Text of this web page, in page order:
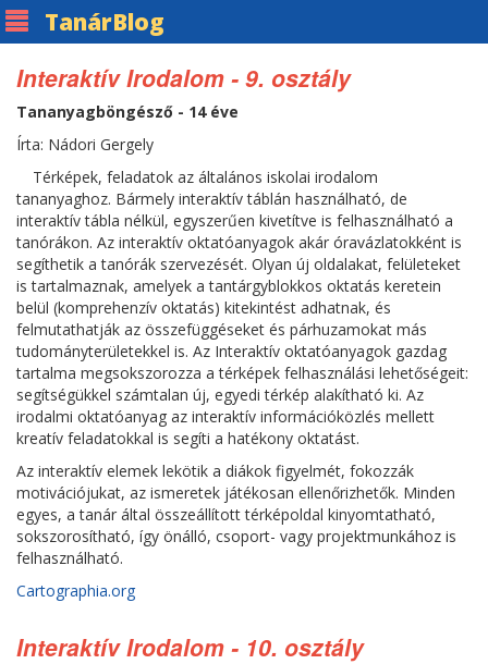
TanárBlog
Interaktív Irodalom - 9. osztály
Tananyagböngésző - 14 éve
Írta: Nádori Gergely
Térképek, feladatok az általános iskolai irodalom
tananyaghoz. Bármely interaktív táblán használható, de
interaktív tábla nélkül, egyszerűen kivetítve is felhasználható a
tanórákon. Az interaktív oktatóanyagok akár óravázlatokként is
segíthetik a tanórák szervezését. Olyan új oldalakat, felületeket
is tartalmaznak, amelyek a tantárgyblokkos oktatás keretein
belül (komprehenzív oktatás) kitekintést adhatnak, és
felmutathatják az összefüggéseket és párhuzamokat más
tudományterületekkel is. Az Interaktív oktatóanyagok gazdag
tartalma megsokszorozza a térképek felhasználási lehetőségeit:
segítségükkel számtalan új, egyedi térkép alakítható ki. Az
irodalmi oktatóanyag az interaktív információközlés mellett
kreatív feladatokkal is segíti a hatékony oktatást.
Az interaktív elemek lekötik a diákok figyelmét, fokozzák
motivációjukat, az ismeretek játékosan ellenőrizhetők. Minden
egyes, a tanár által összeállított térképoldal kinyomtatható,
sokszorosítható, így önálló, csoport- vagy projektmunkához is
felhasználható.
Cartographia.org
Interaktív Irodalom - 10. osztály